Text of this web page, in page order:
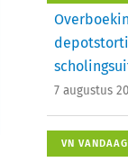
7 augustus
VN VANDAAG